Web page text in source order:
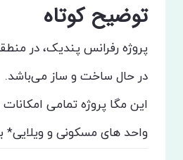
توضیح کوتاه
پروژه رفرانس پندیک، در
در حال ساخت و ساز می‌باشد.
این مگا پروژه تمامی
واحد های مسکونی و ویلایی*